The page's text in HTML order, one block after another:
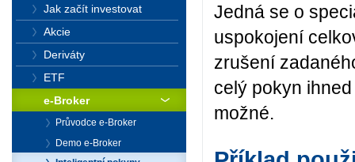
Jedná se o
uspokojení
zrušení
celý pokyn
možné.
Jak začít investovat
Akcie
Deriváty
ETF
e-Broker
Průvodce e-Broker
Demo e-Broker